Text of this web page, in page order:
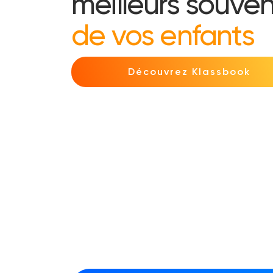
de vos enfants
Découvrez Klassbook